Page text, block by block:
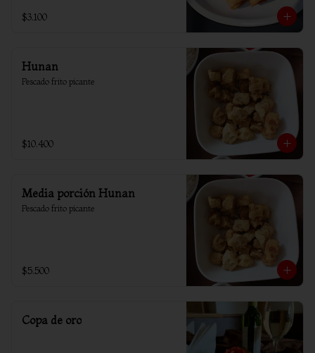
$3.100
Hunan
Pescado frito picante
$10.400
Media porción Hunan
Pescado frito picante
$5.500
Copa de oro